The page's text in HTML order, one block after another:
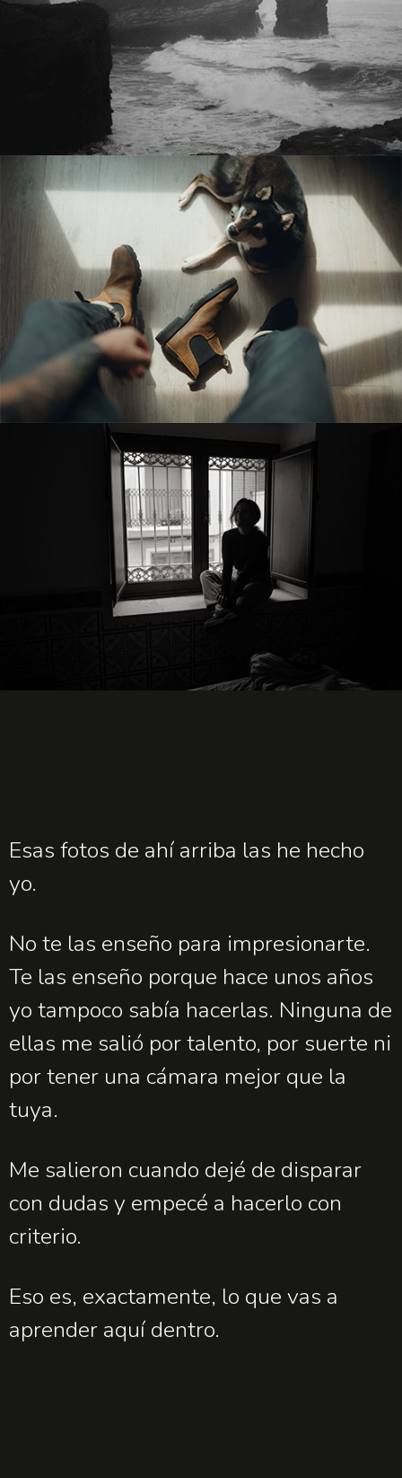
Esas fotos de ahí arriba las he hecho
yo.
No te las enseño para impresionarte.
Te las enseño porque hace unos años
yo tampoco sabía hacerlas. Ninguna de
ellas me salió por talento, por suerte ni
por tener una cámara mejor que la
tuya.
Me salieron cuando dejé de disparar
con dudas y empecé a hacerlo con
criterio.
Eso es, exactamente, lo que vas a
aprender aquí dentro.